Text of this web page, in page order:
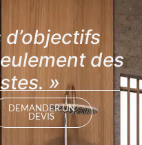
d’objectifs
des
»
DEMANDER UN
DEVIS